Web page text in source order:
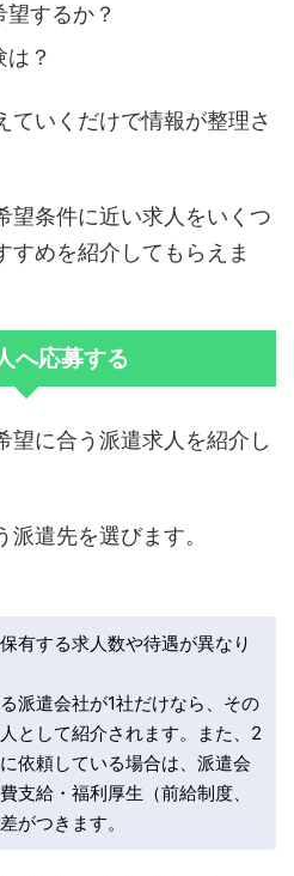
するか？
？
ていくだけで情報が整理さ
望条件に近い求人をいくつ
すめを紹介してもらえま
へ応募する
望に合う派遣求人を紹介し
遣先を選びます。
有する求人数や待遇が異なり
派遣会社が1社だけなら、その
として紹介されます。また、2
依頼している場合は、派遣会
支給・福利厚生（前給制度、
がつきます。